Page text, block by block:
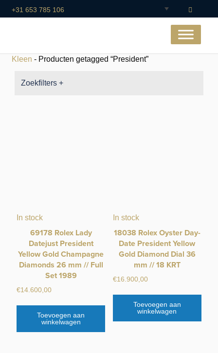
+31 653 785 106
Kleen - Producten getagged “President”
Zoekfilters +
In stock
69178 Rolex Lady
Datejust President
Yellow Gold Champagne
Diamonds 26 mm // Full
Set 1989
€14.600,00
Toevoegen aan
winkelwagen
In stock
18038 Rolex Oyster Day-
Date President Yellow
Gold Diamond Dial 36
mm // 18 KRT
€16.900,00
Toevoegen aan
winkelwagen